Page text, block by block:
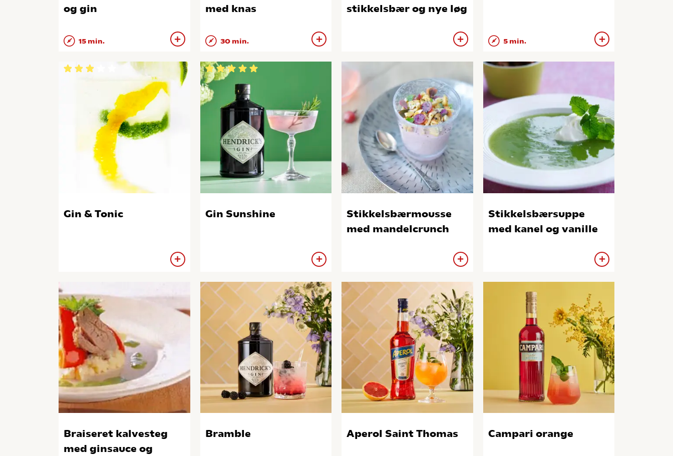
og gin
15 min.
med knas
30 min.
stikkelsbær og nye løg
5 min.
Gin & Tonic Gin Sunshine
Stikkelsbærmousse
med mandelcrunch
Stikkelsbærsuppe
med kanel og vanille
Braiseret kalvesteg
med ginsauce og
Bramble Aperol Saint Thomas Campari orange